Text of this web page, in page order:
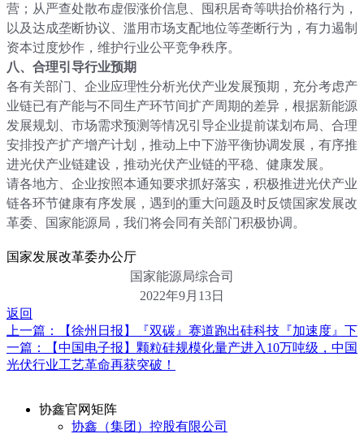
营；从严查处散布虚假涨价信息、囤积居奇等哄抬价格行为，
以及达成垄断协议、滥用市场支配地位等垄断行为，有力遏制
资本过度炒作，维护行业公平竞争秩序。
八、合理引导行业预期
各有关部门、企业应理性分析光伏产业发展预期，充分考虑产
业链已有产能与不同生产环节间扩产周期的差异，根据新能源
发展规划、市场需求预测等情况引导企业提前谋划布局、合理
安排投产扩产增产计划，推动上中下游平衡协调发展，有序推
进光伏产业链建设，推动光伏产业链的平稳、健康发展。
请各地方、企业按照本通知要求抓好落实，积极推进光伏产业
链各环节健康有序发展，遇到的重大问题及时反馈国家发展改
革委、国家能源局，我们将会同有关部门积极协调。
国家发展改革委办公厅
国家能源局综合司
2022年9月13日
返回
上一篇：【徐州日报】『双碳』赛道跑出硅科技『加速度』 下
一篇：【中国电子报】颗粒硅规模化量产进入10万吨级，中国
光伏行业工艺革命再获突破！
协鑫官网矩阵
协鑫（集团）控股有限公司